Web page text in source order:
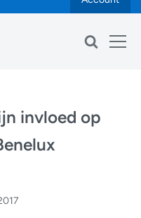
invloed op